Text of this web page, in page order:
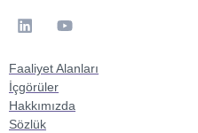
Faaliyet Alanları
İçgörüler
Hakkımızda
Sözlük